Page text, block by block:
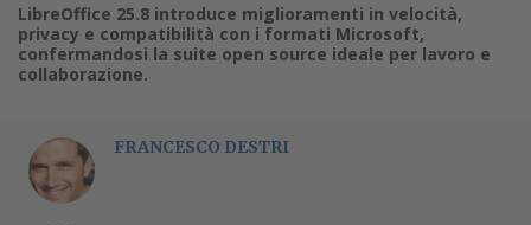
LibreOffice 25.8 introduce miglioramenti in velocità,
privacy e compatibilità con i formati Microsoft,
confermandosi la suite open source ideale per lavoro e
collaborazione.
FRANCESCO DESTRI